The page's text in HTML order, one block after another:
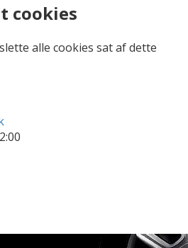
cookies
alle cookies sat af dette